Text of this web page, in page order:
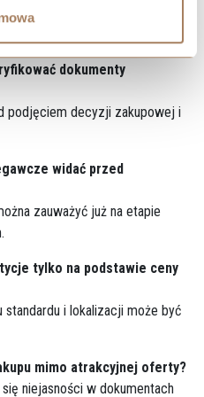
z niższym standardem lub
dokumenty
podjęciem decyzji zakupowej i
widać przed
zauważyć już na etapie
tylko na podstawie ceny
standardu i lokalizacji może być
mimo atrakcyjnej oferty?
niejasności w dokumentach